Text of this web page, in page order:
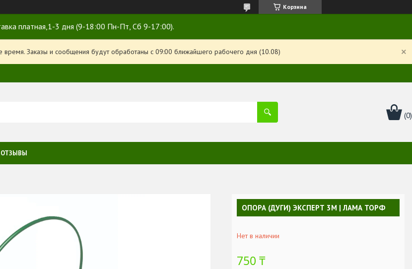
Корзина
платная,1-3 дня (9-18:00 Пн-Пт, Сб 9-17:00).
время. Заказы и сообщения будут обработаны с 09:00 ближайшего рабочего дня (10.08)
ОТЗЫВЫ
ОПОРА (ДУГИ) ЭКСПЕРТ 3М | ЛАМА ТОРФ
Нет в наличии
750 ₸